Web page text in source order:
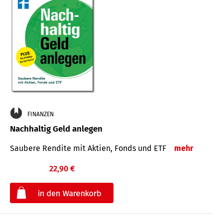
FINANZEN
Nachhaltig Geld anlegen
Saubere Rendite mit Aktien, Fonds und ETF mehr
22,90 €